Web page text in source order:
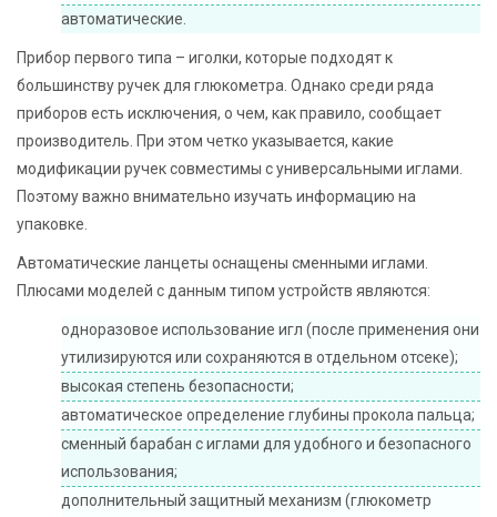
автоматические.
Прибор первого типа – иголки, которые подходят к
большинству ручек для глюкометра. Однако среди ряда
приборов есть исключения, о чем, как правило, сообщает
производитель. При этом четко указывается, какие
модификации ручек совместимы с универсальными иглами.
Поэтому важно внимательно изучать информацию на
упаковке.
Автоматические ланцеты оснащены сменными иглами.
Плюсами моделей с данным типом устройств являются:
одноразовое использование игл (после применения они
утилизируются или сохраняются в отдельном отсеке);
высокая степень безопасности;
автоматическое определение глубины прокола пальца;
сменный барабан с иглами для удобного и безопасного
использования;
дополнительный защитный механизм (глюкометр